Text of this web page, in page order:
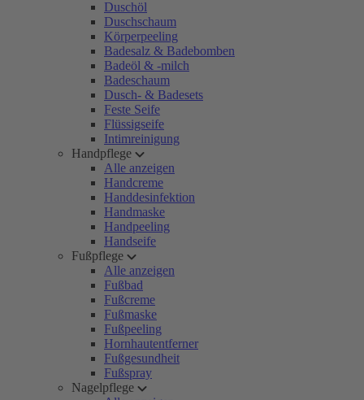
Duschöl
Duschschaum
Körperpeeling
Badesalz & Badebomben
Badeöl & -milch
Badeschaum
Dusch- & Badesets
Feste Seife
Flüssigseife
Intimreinigung
Handpflege
Alle anzeigen
Handcreme
Handdesinfektion
Handmaske
Handpeeling
Handseife
Fußpflege
Alle anzeigen
Fußbad
Fußcreme
Fußmaske
Fußpeeling
Hornhautentferner
Fußgesundheit
Fußspray
Nagelpflege